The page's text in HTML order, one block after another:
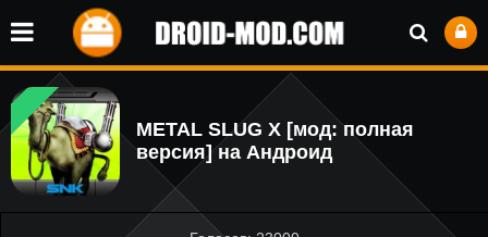
METAL SLUG X [мод: полная
версия] на Андроид